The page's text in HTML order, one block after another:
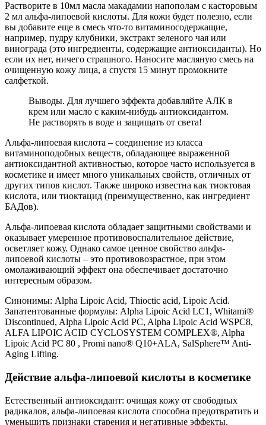
Растворите в 10мл масла макадамии напополам с касторовым
2 мл альфа-липоевой кислоты. Для кожи будет полезно, если
вы добавите еще в смесь что-то витаминосодержащие,
например, пудру клубники, экстракт зеленого чая или
винограда (это ингредиенты, содержащие антиоксиданты). Но
если их нет, ничего страшного. Наносите масляную смесь на
очищенную кожу лица, а спустя 15 минут промокните
салфеткой.
Выводы. Для лучшего эффекта добавляйте АЛК в
крем или масло с каким-нибудь антиоксидантом.
Не растворять в воде и защищать от света!
Альфа-липоевая кислота – соединение из класса
витаминоподобных веществ, обладающее выраженной
антиоксидантной активностью, которое часто используется в
косметике и имеет много уникальных свойств, отличных от
других типов кислот. Также широко известна как тиоктовая
кислота, или тиоктацид (преимущественно, как ингредиент
БАДов).
Альфа-липоевая кислота обладает защитными свойствами и
оказывает умеренное противовоспалительное действие,
осветляет кожу. Однако самое ценное свойство альфа-
липоевой кислоты – это противовозрастное, при этом
омолаживающий эффект она обеспечивает достаточно
интересным образом.
Синонимы: Alpha Lipoic Acid, Thioctic acid, Lipoic Acid.
Запатентованные формулы: Alpha Lipoic Acid LC1, Whitami®
Discontinued, Alpha Lipoic Acid PC, Alpha Lipoic Acid WSPC8,
ALFA LIPOIC ACID CYCLOSYSTEM COMPLEX®, Alpha
Lipoic Acid PC 80 , Promi nano® Q10+ALA, SalSphere™ Anti-
Aging Lifting.
Действие альфа-липоевой кислоты в косметике
Естественный антиоксидант: очищая кожу от свободных
радикалов, альфа-липоевая кислота способна предотвратить и
уменьшить признаки старения и негативные эффекты,